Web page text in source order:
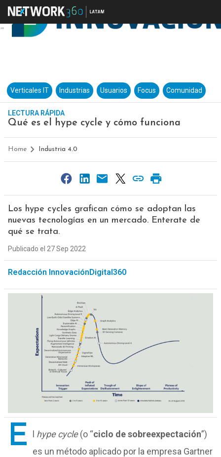
Verticales IT Industrias Usuarios Focus Comunidad
LECTURA RÁPIDA
Qué es el hype cycle y cómo funciona
Home Industria 4.0
Los hype cycles grafican cómo se adoptan las
nuevas tecnologías en un mercado. Enterate de
qué se trata.
Publicado el 27 Sep 2022
Redacción InnovaciónDigital360
E hype cycle(o “ciclo de sobreexpectación”)
es un método aplicado por la empresa Gartner